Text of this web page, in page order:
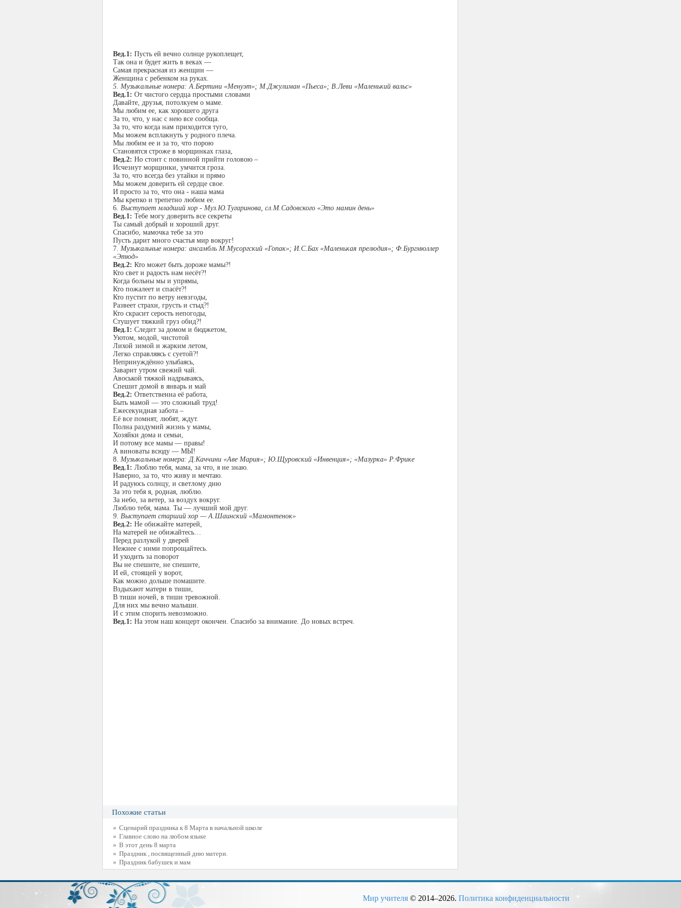
Вед.1: Пусть ей вечно солнце рукоплещет,
Так она и будет жить в веках —
Самая прекрасная из женщин —
Женщина с ребенком на руках.
5. Музыкальные номера: А.Бертини «Менуэт»; М.Джулиман «Пьеса»; В.Леви «Маленький вальс»
Вед.1: От чистого сердца простыми словами
Давайте, друзья, потолкуем о маме.
Мы любим ее, как хорошего друга
За то, что, у нас с нею все сообща.
За то, что когда нам приходится туго,
Мы можем всплакнуть у родного плеча.
Мы любим ее и за то, что порою
Становятся строже в морщинках глаза,
Вед.2: Но стоит с повинной прийти головою –
Исчезнут морщинки, умчится гроза.
За то, что всегда без утайки и прямо
Мы можем доверить ей сердце свое.
И просто за то, что она - наша мама
Мы крепко и трепетно любим ее.
6. Выступает младший хор - Муз.Ю.Тугаринова, сл.М.Садовского «Это мамин день»
Вед.1: Тебе могу доверить все секреты
Ты самый добрый и хороший друг.
Спасибо, мамочка тебе за это
Пусть дарит много счастья мир вокруг!
7. Музыкальные номера: ансамбль М.Мусоргский «Гопак»; И.С.Бах «Маленькая прелюдия»; Ф.Бургмюллер
«Этюд»
Вед.2: Кто может быть дороже мамы?!
Кто свет и радость нам несёт?!
Когда больны мы и упрямы,
Кто пожалеет и спасёт?!
Кто пустит по ветру невзгоды,
Развеет страхи, грусть и стыд?!
Кто скрасит серость непогоды,
Стушует тяжкий груз обид?!
Вед.1: Следит за домом и бюджетом,
Уютом, модой, чистотой
Лихой зимой и жарким летом,
Легко справляясь с суетой?!
Непринуждённо улыбаясь,
Заварит утром свежий чай.
Авоськой тяжкой надрываясь,
Спешит домой в январь и май
Вед.2: Ответственна её работа,
Быть мамой — это сложный труд!
Ежесекундная забота –
Её все помнят, любят, ждут.
Полна раздумий жизнь у мамы,
Хозяйки дома и семьи,
И потому все мамы — правы!
А виноваты всюду — МЫ!
8. Музыкальные номера: Д.Каччини «Аве Мария»; Ю.Щуровский «Инвенция»; «Мазурка» Р.Фрике
Вед.1: Люблю тебя, мама, за что, я не знаю.
Наверно, за то, что живу и мечтаю.
И радуюсь солнцу, и светлому дню
За это тебя я, родная, люблю.
За небо, за ветер, за воздух вокруг.
Люблю тебя, мама. Ты — лучший мой друг.
9. Выступает старший хор — А.Шаинский «Мамонтенок»
Вед.2: Не обижайте матерей,
На матерей не обижайтесь…
Перед разлукой у дверей
Нежнее с ними попрощайтесь.
И уходить за поворот
Вы не спешите, не спешите,
И ей, стоящей у ворот,
Как можно дольше помашите.
Вздыхают матери в тиши,
В тиши ночей, в тиши тревожной.
Для них мы вечно малыши.
И с этим спорить невозможно.
Вед.1: На этом наш концерт окончен. Спасибо за внимание. До новых встреч.
Похожие статьи
» Сценарий праздника к 8 Марта в начальной школе
» Главное слово на любом языке
» В этот день 8 марта
» Праздник , посвященный дню матери.
» Праздник бабушек и мам
Мир учителя © 2014–2026. Политика конфиденциальности